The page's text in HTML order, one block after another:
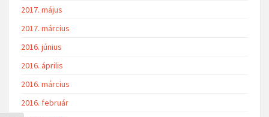
2017. május
2017. március
2016. június
2016. április
2016. március
2016. február